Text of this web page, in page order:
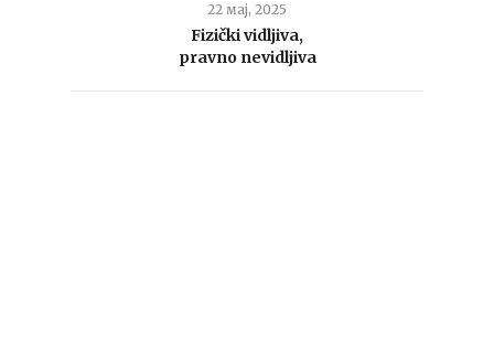
22 мај, 2025
Fizički vidljiva,
pravno nevidljiva